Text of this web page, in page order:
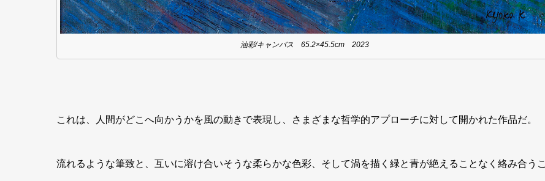
油彩/キャンバス 65.2×45.5cm 2023
これは、人間がどこへ向かうかを風の動きで表現し、さまざまな哲学的アプローチに対して開かれた作品だ。
流れるような筆致と、互いに溶け合いそうな柔らかな色彩、そして渦を描く緑と青が絶えることなく絡み合うこ